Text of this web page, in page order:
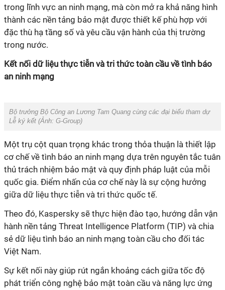
trong lĩnh vực an ninh mạng, mà còn mở ra khả năng hình
thành các nền tảng bảo mật được thiết kế phù hợp với
đặc thù hạ tầng số và yêu cầu vận hành của thị trường
Lễ ký kết‏ (Ảnh: G-Group)
Một trụ cột quan trọng khác trong thỏa thuận là thiết lập
cơ chế về tình báo an ninh mạng dựa trên nguyên tắc tuân
thủ trách nhiệm bảo mật và quy định pháp luật của mỗi
quốc gia. Điểm nhấn của cơ chế này là sự cộng hưởng
giữa dữ liệu thực tiễn và tri thức quốc tế.
Theo đó, Kaspersky sẽ thực hiện đào tạo, hướng dẫn vận
hành nền tảng Threat Intelligence Platform (TIP) và chia
sẻ dữ liệu tình báo an ninh mạng toàn cầu cho đối tác
Việt Nam.
Sự kết nối này giúp rút ngắn khoảng cách giữa tốc độ
phát triển công nghệ bảo mật toàn cầu và năng lực ứng